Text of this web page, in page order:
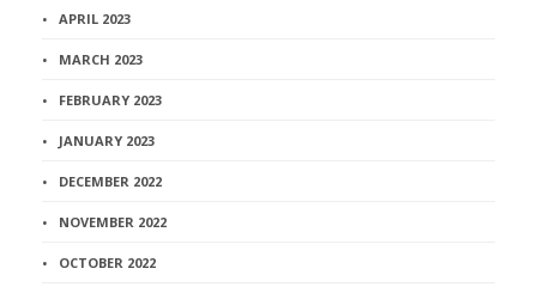
APRIL 2023
MARCH 2023
FEBRUARY 2023
JANUARY 2023
DECEMBER 2022
NOVEMBER 2022
OCTOBER 2022